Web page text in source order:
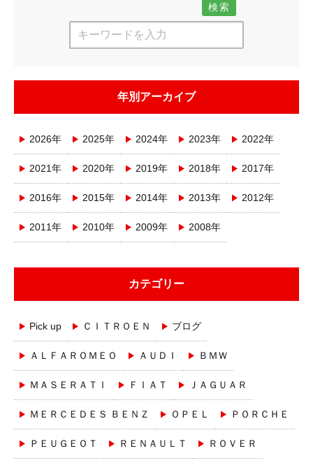
検索
年別アーカイブ
2026年 2025年 2024年 2023年 2022年
2021年 2020年 2019年 2018年 2017年
2016年 2015年 2014年 2013年 2012年
2011年 2010年 2009年 2008年
カテゴリー
Pick up ＣＩＴＲＯＥＮ ブログ
ＡＬＦＡＲＯＭＥＯ ＡＵＤＩ ＢＭＷ
ＭＡＳＥＲＡＴＩ ＦＩＡＴ ＪＡＧＵＡＲ
ＭＥＲＣＥＤＥＳ ＢＥＮＺ ＯＰＥＬ ＰＯＲＣＨＥ
ＰＥＵＧＥＯＴ ＲＥＮＡＵＬＴ ＲＯＶＥＲ